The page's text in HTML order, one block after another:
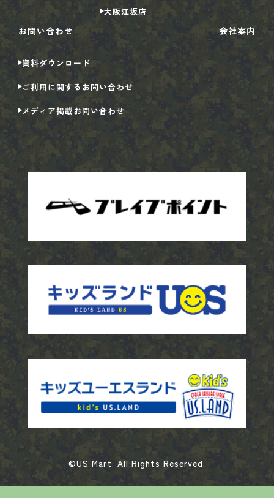
大阪江坂店
お問い合わせ
資料ダウンロード
ご利用に関するお問い合わせ
メディア掲載お問い合わせ
会社案内
©US Mart. All Rights Reserved.